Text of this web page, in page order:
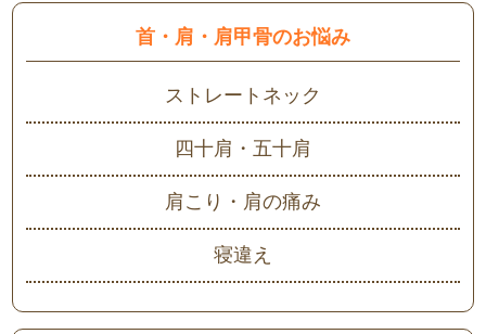
首・肩・肩甲骨のお悩み
ストレートネック
四十肩・五十肩
肩こり・肩の痛み
寝違え